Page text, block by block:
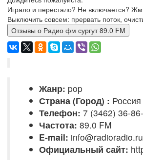
Играло и перестало? Не включается?
Выключить совсем: прервать поток,
Отзывы о Радио фм сургут 89.0 FM
Жанр: pop
Страна (Город) :
Телефон: 7 (3462) 36-
Частота: 89.0 FM
E-mail: info@radioradio.ru
Официальный сайт: